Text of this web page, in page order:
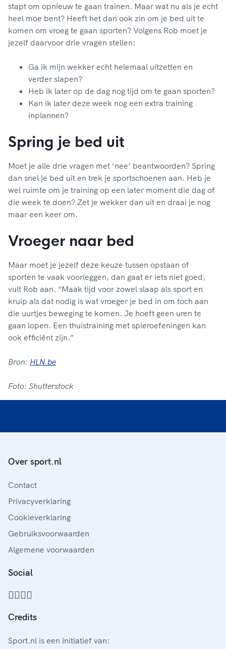
stapt om opnieuw te gaan trainen. Maar wat nu als je echt
heel moe bent? Heeft het dan ook zin om je bed uit te
komen om vroeg te gaan sporten? Volgens Rob moet je
jezelf daarvoor drie vragen stellen:
Ga ik mijn wekker echt helemaal uitzetten en
verder slapen?
Heb ik later op de dag nog tijd om te gaan sporten?
Kan ik later deze week nog een extra training
inplannen?
Spring je bed uit
Moet je alle drie vragen met ‘nee’ beantwoorden? Spring
dan snel je bed uit en trek je sportschoenen aan. Heb je
wel ruimte om je training op een later moment die dag of
die week te doen? Zet je wekker dan uit en draai je nog
maar een keer om.
Vroeger naar bed
Maar moet je jezelf deze keuze tussen opstaan of
sporten te vaak voorleggen, dan gaat er iets niet goed,
vult Rob aan. “Maak tijd voor zowel slaap als sport en
kruip als dat nodig is wat vroeger je bed in om toch aan
die uurtjes beweging te komen. Je hoeft geen uren te
gaan lopen. Een thuistraining met spieroefeningen kan
ook efficiënt zijn.”
Bron: HLN.be
Foto: Shutterstock
Over sport.nl
Contact
Privacyverklaring
Cookieverklaring
Gebruiksvoorwaarden
Algemene voorwaarden
Social
Credits
Sport.nl is een initiatief van: